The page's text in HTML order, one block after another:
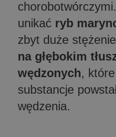
unikać ryb
zbyt duże stężenie
na głębokim
wędzonych,
substancje
wędzenia.